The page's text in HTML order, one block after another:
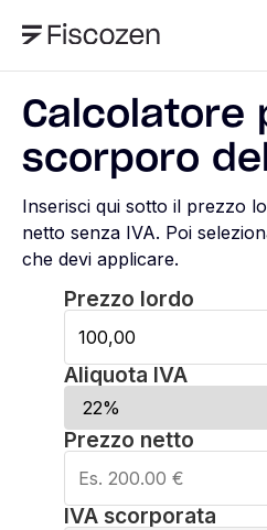
Calcolatore
scorporo
Inserisci qui sotto il prezzo
netto senza IVA. Poi
che devi applicare.
Prezzo lordo
Aliquota IVA
Prezzo netto
IVA scorporata